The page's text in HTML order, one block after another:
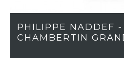
PHILIPPE NADDEF -
CHAMBERTIN